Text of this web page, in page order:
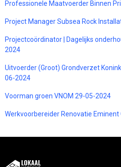
Professionele Maatvoerder Binnen
Project Manager Subsea Rock
Projectcoördinator | Dagelijks
2024
Uitvoerder (Groot) Grondverzet
06-2024
Voorman groen VNOM 29-05-2024
Werkvoorbereider Renovatie